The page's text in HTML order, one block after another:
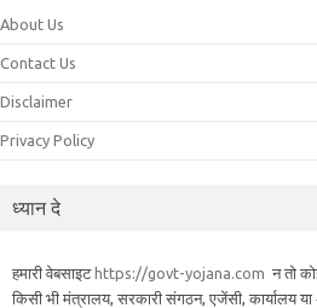
About Us
Contact Us
Disclaimer
Privacy Policy
ध्यान दे
हमारी वेबसाइट https://govt-yojana.com न तो
किसी भी मंत्रालय, सरकारी संगठन, एजेंसी, कार्यालय